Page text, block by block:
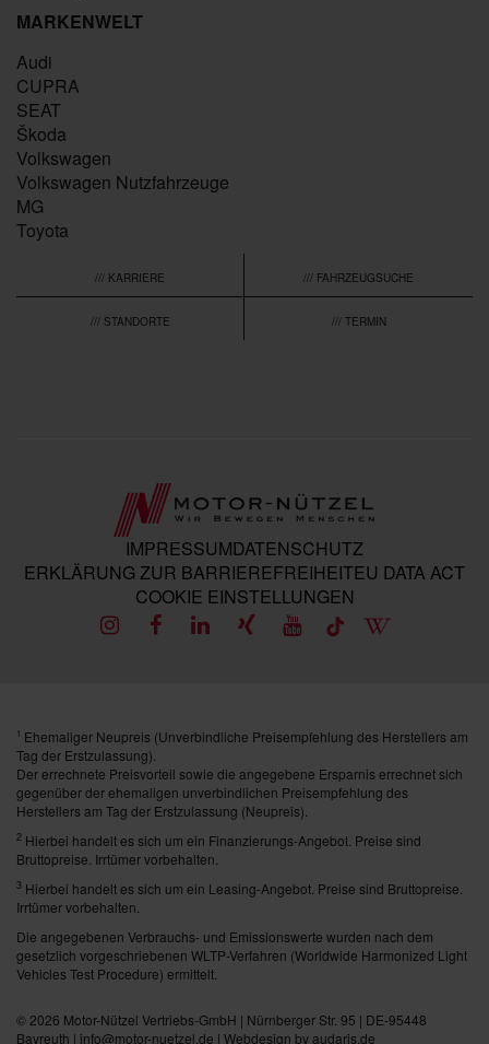
MARKENWELT
Audi
CUPRA
SEAT
Škoda
Volkswagen
Volkswagen Nutzfahrzeuge
MG
Toyota
/// KARRIERE /// FAHRZEUGSUCHE
/// STANDORTE /// TERMIN
IMPRESSUMDATENSCHUTZ
ERKLÄRUNG ZUR BARRIEREFREIHEITEU DATA ACT
COOKIE EINSTELLUNGEN
1 Ehemaliger Neupreis (Unverbindliche Preisempfehlung des Herstellers am
Tag der Erstzulassung).
Der errechnete Preisvorteil sowie die angegebene Ersparnis errechnet sich
gegenüber der ehemaligen unverbindlichen Preisempfehlung des
Herstellers am Tag der Erstzulassung (Neupreis).
2 Hierbei handelt es sich um ein Finanzierungs-Angebot. Preise sind
Bruttopreise. Irrtümer vorbehalten.
3 Hierbei handelt es sich um ein Leasing-Angebot. Preise sind Bruttopreise.
Irrtümer vorbehalten.
Die angegebenen Verbrauchs- und Emissionswerte wurden nach dem
gesetzlich vorgeschriebenen WLTP-Verfahren (Worldwide Harmonized Light
Vehicles Test Procedure) ermittelt.
© 2026 Motor-Nützel Vertriebs-GmbH | Nürnberger Str. 95 | DE-95448
Bayreuth | info@motor-nuetzel.de | Webdesign by audaris.de